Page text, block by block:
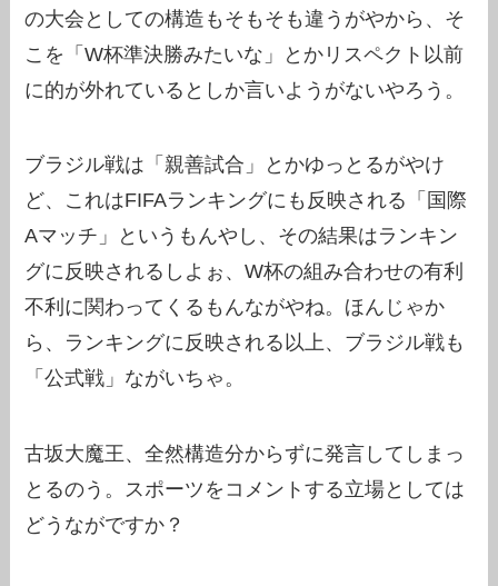
の大会としての構造もそもそも違うがやから、そ
こを「W杯準決勝みたいな」とかリスペクト以前
に的が外れているとしか言いようがないやろう。
ブラジル戦は「親善試合」とかゆっとるがやけ
ど、これはFIFAランキングにも反映される「国際
Aマッチ」というもんやし、その結果はランキン
グに反映されるしよぉ、W杯の組み合わせの有利
不利に関わってくるもんながやね。ほんじゃか
ら、ランキングに反映される以上、ブラジル戦も
「公式戦」ながいちゃ。
古坂大魔王、全然構造分からずに発言してしまっ
とるのう。スポーツをコメントする立場としては
どうながですか？